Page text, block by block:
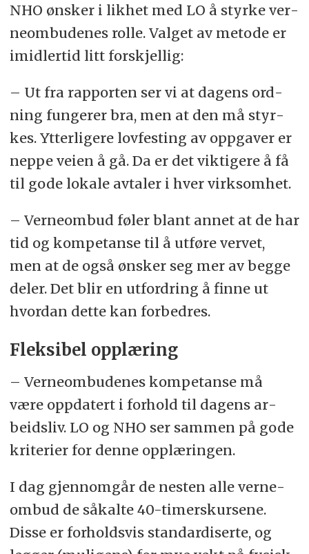
NHO øns­ker i lik­het med LO å styr­ke ver­
ne­om­bu­de­nes rol­le. Val­get av me­to­de er
imid­ler­tid litt for­skjel­lig:
– Ut fra rap­por­ten ser vi at da­gens ord­
ning fun­ge­rer bra, men at den må styr­
kes. Ytter­li­ge­re lov­fes­ting av opp­ga­ver er
nep­pe vei­en å gå. Da er det vik­ti­ge­re å få
til gode lo­ka­le av­ta­ler i hver virk­som­het.
– Verne­ombud føler blant an­net at de har
tid og kom­pe­tan­se til å ut­fø­re ver­vet,
men at de også øns­ker seg mer av beg­ge
de­ler. Det blir en ut­ford­ring å fin­ne ut
hvor­dan det­te kan for­bed­res.
Flek­si­bel opp­læ­ring
– Verne­om­bu­de­nes kom­pe­tan­se må
være opp­da­tert i for­hold til da­gens ar­
beids­liv. LO og NHO ser sam­men på gode
kri­te­ri­er for den­ne opp­læ­rin­gen.
I dag gjen­nom­går de nes­ten alle verne­
om­bud de så­kal­te 40-timers­kursene.
Disse er for­holds­vis stan­dar­di­ser­te, og